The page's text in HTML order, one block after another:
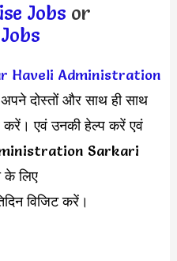
Jobs or
Haveli Administration
दोस्तों और साथ ही साथ
एवं उनकी हेल्प करें एवं
Sarkari
के लिए
विजिट करें।